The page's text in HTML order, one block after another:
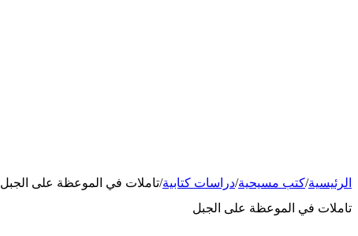
الرئيسية/كتب مسيحية/دراسات كتابية/تاملات في الموعظة على الجبل
تاملات في الموعظة على الجبل